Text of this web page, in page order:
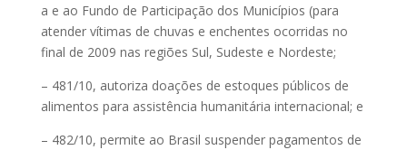
a e ao Fundo de Participação dos Municípios (para
atender vítimas de chuvas e enchentes ocorridas no
final de 2009 nas regiões Sul, Sudeste e Nordeste;
– 481/10, autoriza doações de estoques públicos de
alimentos para assistência humanitária internacional; e
– 482/10, permite ao Brasil suspender pagamentos de